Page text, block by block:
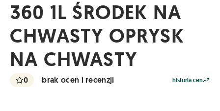
360 1L ŚRODEK NA
CHWASTY OPRYSK
NA CHWASTY
historia cen
0 brak ocen i recenzji